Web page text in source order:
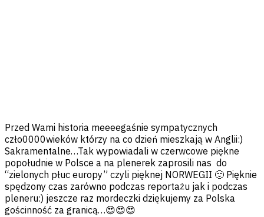
Email
Przed Wami historia meeeegaśnie sympatycznych
czło0000wieków którzy na co dzień mieszkają w Anglii:)
Sakramentalne…Tak wypowiadali w czerwcowe piękne
popołudnie w Polsce a na plenerek zaprosili nas do
“zielonych płuc europy” czyli pięknej NORWEGII 🙂 Pięknie
spędzony czas zarówno podczas reportażu jak i podczas
pleneru:) jeszcze raz mordeczki dziękujemy za Polska
gościnność za granicą…😍😍😍